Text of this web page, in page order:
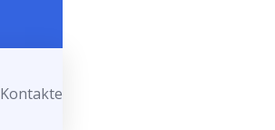
Kontakte